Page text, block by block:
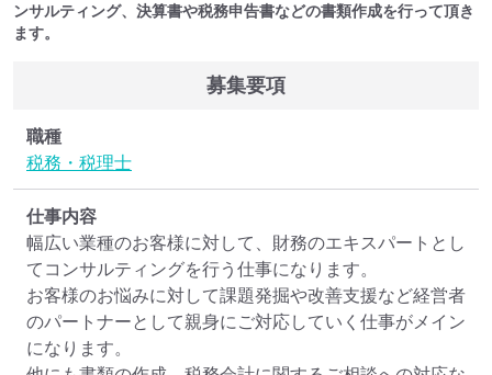
ンサルティング、決算書や税務申告書などの書類作成を行って頂き
ます。
募集要項
職種
税務・税理士
仕事内容
幅広い業種のお客様に対して、財務のエキスパートとし
てコンサルティングを行う仕事になります。
お客様のお悩みに対して課題発掘や改善支援など経営者
のパートナーとして親身にご対応していく仕事がメイン
になります。